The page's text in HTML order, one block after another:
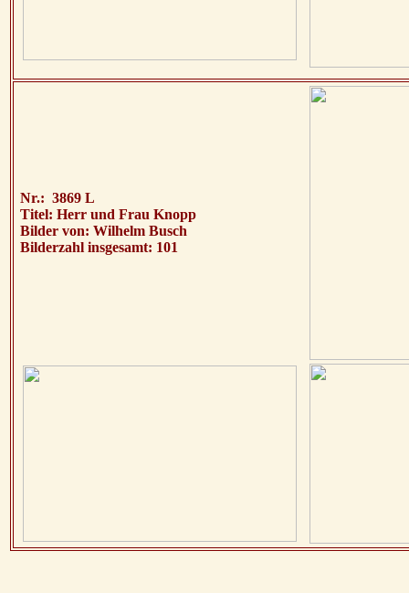
Nr.: 3869 L
Titel: Herr und Frau Knopp
Bilder von: Wilhelm Busch
Bilderzahl insgesamt: 101